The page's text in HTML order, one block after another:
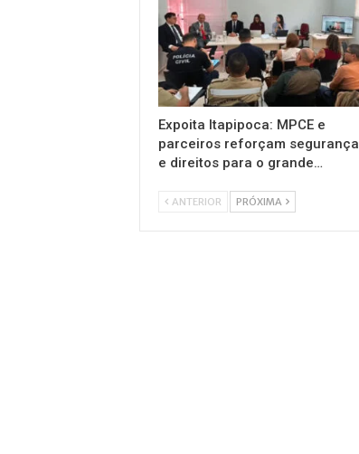
Expoita Itapipoca: MPCE e
parceiros reforçam segurança
e direitos para o grande…
ANTERIOR PRÓXIMA